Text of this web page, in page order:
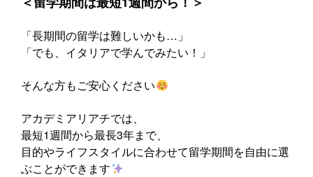
「長期間の留学は難しいかも…」
「でも、イタリアで学んでみたい！」
そんな方もご安心ください
アカデミアリアチでは、
最短1週間から最長3年まで、
目的やライフスタイルに合わせて留学期間を自由に選
ぶことができます